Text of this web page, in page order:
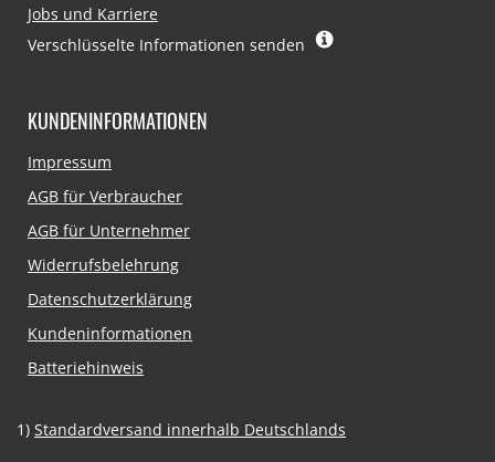
Jobs und Karriere
Verschlüsselte Informationen senden
KUNDENINFORMATIONEN
Navigation
Impressum
AGB für Verbraucher
AGB für Unternehmer
Widerrufsbelehrung
Datenschutzerklärung
Kundeninformationen
Batteriehinweis
1) Standardversand innerhalb Deutschlands